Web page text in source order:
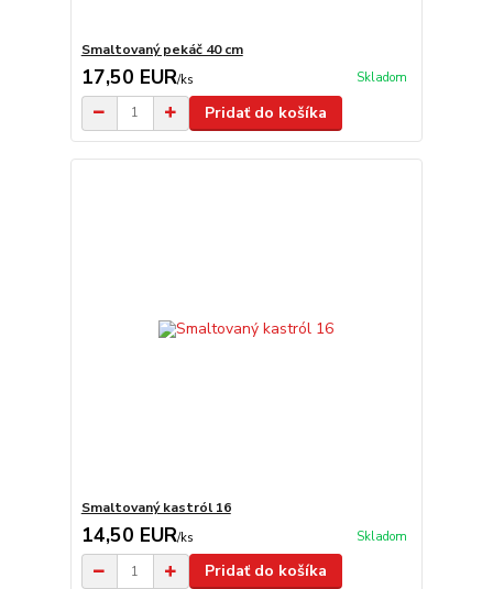
Smaltovaný pekáč 40 cm
17,50 EUR/ks Skladom
Pridať do košíka
Smaltovaný kastról 16
14,50 EUR/ks Skladom
Pridať do košíka